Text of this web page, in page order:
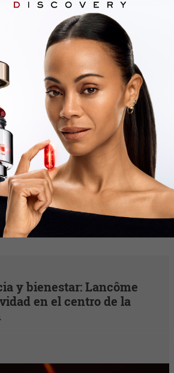
2026 (y cuatro objetos
cualquier
y bienestar: Lancôme
en el centro de la